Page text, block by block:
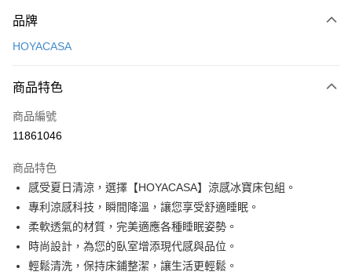
信用卡一次付款
Apple Pay
大哥付你分期
相關說明
1.本服務由台灣大哥大提供，台灣大哥大用戶可立即使用無須另外申請。
2.付款方式選擇「大哥付你分期」，訂單成立後會自動跳轉到大哥付的交易
流程，驗證手機門號後，選擇欲分期的期數、繳款截止日，確認付款後即完
成交易。
3.實際核准額度、可分期數及費用金額請依後續交易確認頁面所載為準。
4.訂單成立30分鐘內，如未前往確認交易或遇審核未通過，訂單將自動取
消。如遇「轉專審核」未通過狀況，表示未達大哥付你分期系統評分，恕無
法說明評估內容。
AFTEE先享後付
相關說明
【關於「AFTEE先享後付」】
便利好安心！
１．簡單：不需註冊會員、不需綁卡、不需儲值。
２．便利：只要手機號碼，簡訊認證，即可結帳。
３．安心：先確認商品／服務後，再付款。
ATM付款
運送方式
品牌
HOYACASA
商品特色
商品編號
11861046
商品特色
感受夏日清涼，選擇【HOYACASA】涼感冰寶床包組。
專利涼感科技，瞬間降溫，讓您享受舒適睡眠。
柔軟透氣的材質，完美適應各種睡眠姿勢。
時尚設計，為您的臥室增添現代感與品位。
輕鬆清洗，保持床鋪整潔，讓生活更輕鬆。